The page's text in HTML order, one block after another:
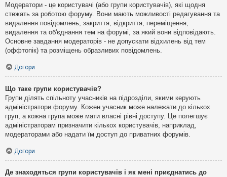
Модератори - це користувачі (або групи користувачів), які щодня
стежать за роботою форуму. Вони мають можливості редагування та
видалення повідомлень, закриття, відкриття, переміщення,
видалення та об'єднання тем на форумі, за який вони відповідають.
Основне завдання модераторів - не допускати відхилень від тем
(оффтопік) та розміщень образливих повідомлень.
Догори
Що таке групи користувачів?
Групи ділять спільноту учасників на підрозділи, якими керують
адміністратори форуму. Кожен учасник може належати до кількох
груп, а кожна група може мати власні рівні доступу. Це полегшує
адміністраторам призначити кількох користувачів, наприклад,
модераторами або надати їм доступ до приватних форумів.
Догори
Де знаходяться групи користувачів і як мені приєднатись до